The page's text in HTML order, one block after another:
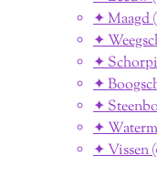
✦ Maagd
✦
✦
✦
✦
✦
✦ Vissen